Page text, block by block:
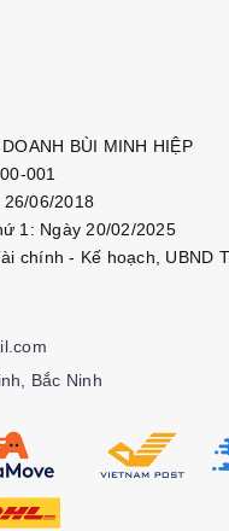
BÙI MINH HIỆP
001
06/2018
1: Ngày 20/02/2025
chính - Kế hoạch, UBND
Bắc Ninh